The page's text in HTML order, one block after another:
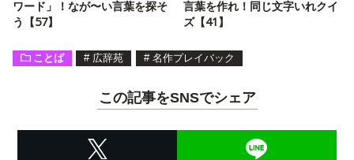
ワード」！なが〜い言葉を探そ
う【57】
言葉を作れ！同じ文字いれクイ
ズ【41】
ことば # 広辞苑 # 名作プレイバック
この記事をSNSでシェア